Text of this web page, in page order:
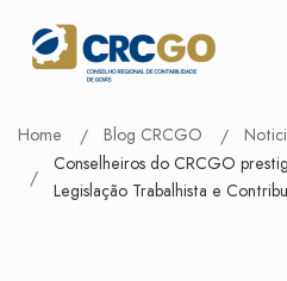
Home Blog CRCGO
Conselheiros do CRCGO
Legislação Trabalhista e